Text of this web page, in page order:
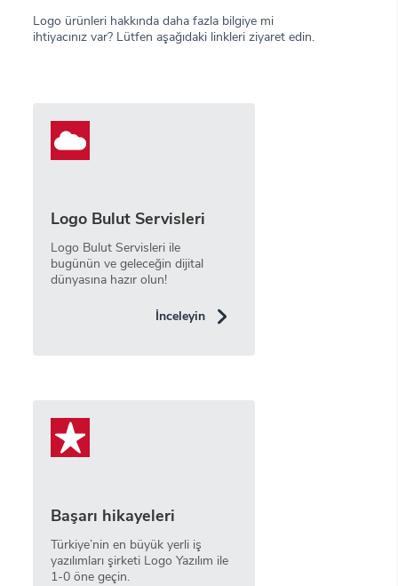
Logo ürünleri hakkında daha fazla bilgiye mi
ihtiyacınız var? Lütfen aşağıdaki linkleri ziyaret edin.
Logo Bulut Servisleri
Logo Bulut Servisleri ile
bugünün ve geleceğin dijital
dünyasına hazır olun!
İnceleyin
Başarı hikayeleri
Türkiye’nin en büyük yerli iş
yazılımları şirketi Logo Yazılım ile
1-0 öne geçin.